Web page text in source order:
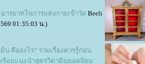
ารยาทในการแต่งกายเข้าวัด Beeli
01:35:03 น.)
น คืออะไร? รวมเรื่องควรรู้ก่อน
ร้อมแนะนำสูตรวิตามินยอดนิยม